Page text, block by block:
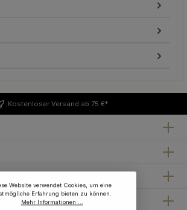
Kostenloser Versand ab 75 €*
Website verwendet Cookies, um eine
Erfahrung bieten zu können.
Mehr Informationen ...